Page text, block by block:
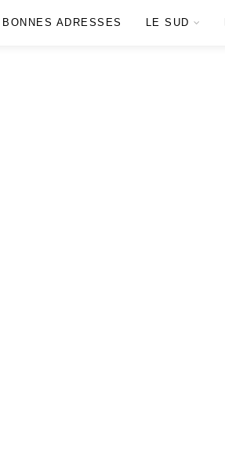
BONNES ADRESSES LE SUD